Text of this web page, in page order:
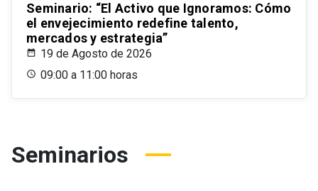
Seminario: “El Activo que Ignoramos: Cómo
el envejecimiento redefine talento,
mercados y estrategia”
19 de Agosto de 2026
09:00 a 11:00 horas
Seminarios